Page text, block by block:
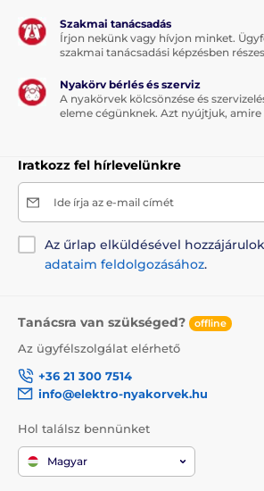
Szakmai tanácsadás
Írjon nekünk vagy hívjon minket.
szakmai tanácsadási képzésben
Nyakörv bérlés és szerviz
A nyakörvek kölcsönzése és
eleme cégünknek. Azt nyújtjuk, amire
Iratkozz fel hírlevelünkre
Ide írja az e-mail címét
Az űrlap elküldésével hozzájárulok
adataim feldolgozásához.
Tanácsra van szükséged? offline
Az ügyfélszolgálat elérhető
+36 21 300 7514
info@elektro-nyakorvek.hu
Hol találsz bennünket
Magyar